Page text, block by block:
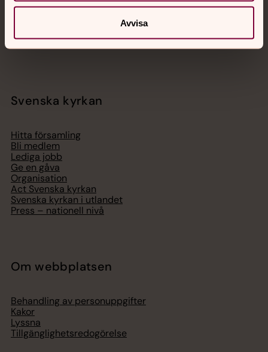
Avvisa
Telefon 112
Svenska kyrkan
Hitta församling
Bli medlem
Lediga jobb
Ge en gåva
Organisation
Act Svenska kyrkan
Svenska kyrkan i utlandet
Press – nationell nivå
Om webbplatsen
Behandling av personuppgifter
Kakor
Lyssna
Tillgänglighetsredogörelse